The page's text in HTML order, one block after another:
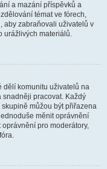
a mazání příspěvků a
témat ve fórech,
aby zabraňovali uživatelů v
urážlivých materiálů.
dělí komunitu uživatelů na
snadněji pracovat. Každý
můžou být přiřazena
měnit oprávnění
pro moderátory,